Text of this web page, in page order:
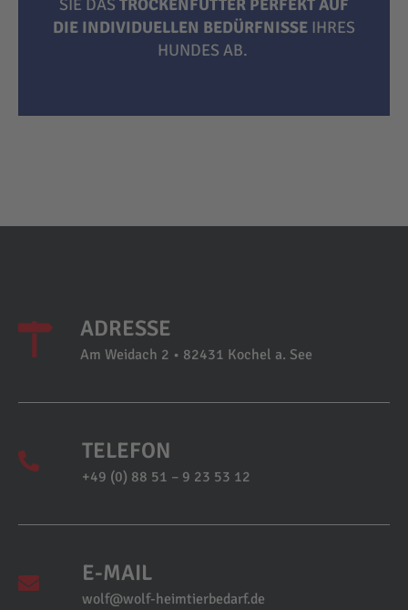
SIE DAS TROCKENFUTTER PERFEKT AUF
DIE INDIVIDUELLEN BEDÜRFNISSE IHRES
HUNDES AB.
ADRESSE
Am Weidach 2 • 82431 Kochel a. See
TELEFON
+49 (0) 88 51 – 9 23 53 12
E-MAIL
wolf@wolf-heimtierbedarf.de